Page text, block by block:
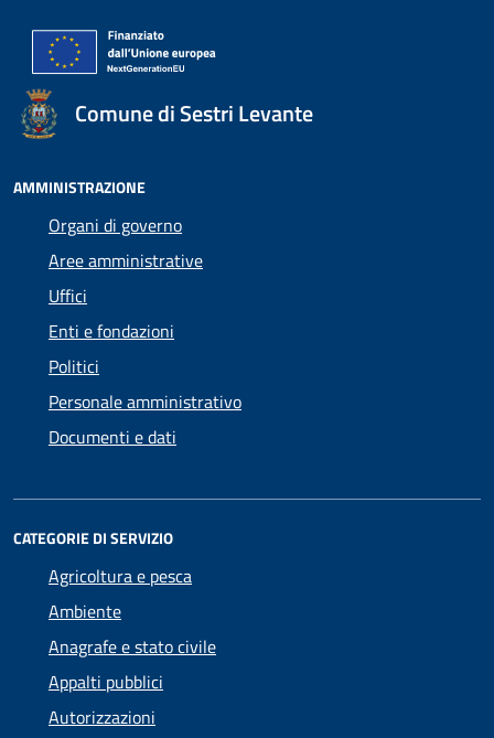
Comune di Sestri Levante
AMMINISTRAZIONE
Organi di governo
Aree amministrative
Uffici
Enti e fondazioni
Politici
Personale amministrativo
Documenti e dati
CATEGORIE DI SERVIZIO
Agricoltura e pesca
Ambiente
Anagrafe e stato civile
Appalti pubblici
Autorizzazioni